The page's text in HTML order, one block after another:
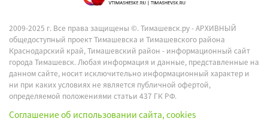
2009-2025 г. Все права защищены ©.Тимашевск.ру - АРХИВНЫЙ
общедоступный проект Тимашевска и Тимашевского района
Краснодарский край, Тимашевский район - информационный сайт
города Тимашевск. Любая информация и данные, представленные на
данном сайте, носит исключительно информационный характер и
ни при каких условиях не является публичной офертой,
определяемой положениями статьи 437 ГК РФ.
Соглашение об использовании сайта, cookies